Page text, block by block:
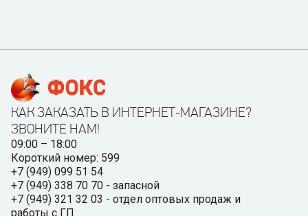
КАК ЗАКАЗАТЬ В ИНТЕРНЕТ-МАГАЗИНЕ?
ЗВОНИТЕ НАМ!
09:00 – 18:00
Короткий номер: 599
+7 (949) 099 51 54
+7 (949) 338 70 70 - запасной
+7 (949) 321 32 03 - отдел оптовых продаж и
работы с ГП